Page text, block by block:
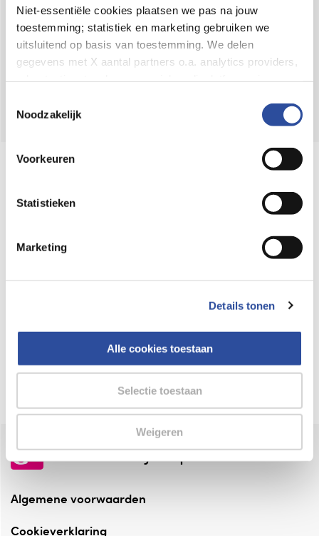
Niet-essentiële cookies plaatsen we pas na jouw
toestemming; statistiek en marketing gebruiken we
uitsluitend op basis van toestemming. We delen
gegevens met X aantal partners o.a. analytics providers,
en de bewaartermijnen per categorie. Je kunt je keuze op
gegevensverwerking staat in de
Privacyverklaring
Noodzakelijk
Voorkeuren
Statistieken
Marketing
Details tonen
Alle cookies toestaan
Selectie toestaan
Weigeren
Assortiment
VolgDAop:
Online aanbieder medicijnen
webshop mag verkopen.
⁠Verantwoorde zorg, ⁠ook online.
Altijd onze folder bij de hand
Check onze folders ⁠bij AlleFolders.
de vriendelijke specialist
Algemene voorwaarden
Cookieverklaring